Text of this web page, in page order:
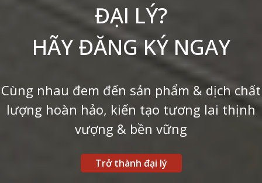
ĐẠI LÝ?
HÃY ĐĂNG KÝ NGAY
Cùng nhau đem đến sản phẩm & dịch chất
lượng hoàn hảo, kiến tạo tương lai thịnh
vượng & bền vững
Trở thành đại lý